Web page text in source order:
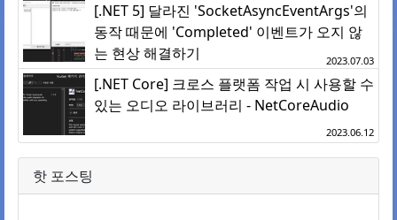
[.NET 5] 달라진 'SocketAsyncEventArgs'의
동작 때문에 'Completed' 이벤트가 오지 않
는 현상 해결하기
2023.07.03
[.NET Core] 크로스 플랫폼 작업 시 사용할 수
있는 오디오 라이브러리 - NetCoreAudio
2023.06.12
핫 포스팅